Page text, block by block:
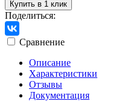
Купить в 1 клик
Поделиться:
Сравнение
Описание
Характеристики
Отзывы
Документация